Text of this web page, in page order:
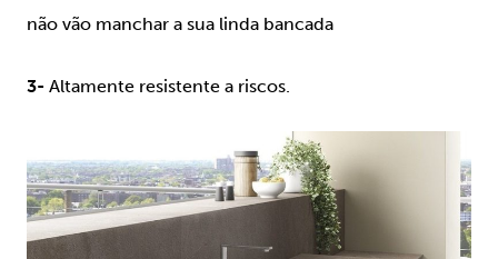
não vão manchar a sua linda bancada
3- Altamente resistente a riscos.